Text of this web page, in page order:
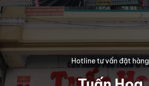
Hotline tư vấn đặt hàng